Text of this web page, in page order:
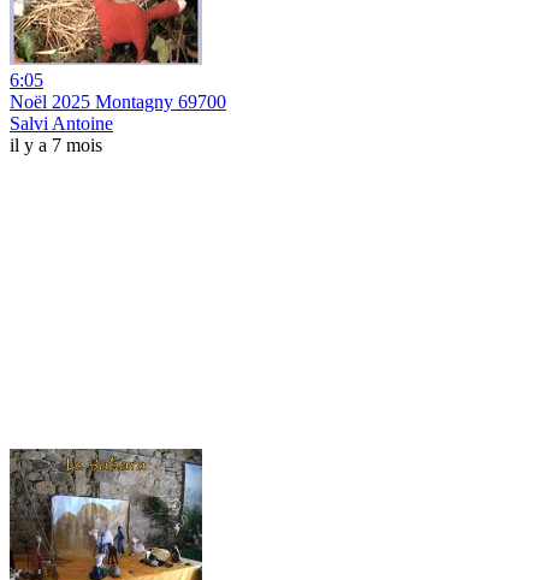
6:05
Noël 2025 Montagny 69700
Salvi Antoine
il y a 7 mois